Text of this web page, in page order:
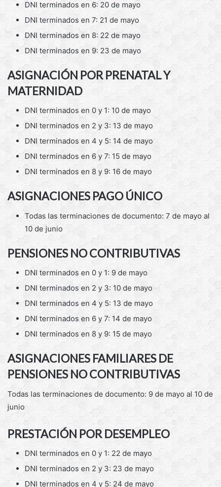
DNI terminados en 6: 20 de mayo
DNI terminados en 7: 21 de mayo
DNI terminados en 8: 22 de mayo
DNI terminados en 9: 23 de mayo
ASIGNACIÓN POR PRENATAL Y
MATERNIDAD
DNI terminados en 0 y 1: 10 de mayo
DNI terminados en 2 y 3: 13 de mayo
DNI terminados en 4 y 5: 14 de mayo
DNI terminados en 6 y 7: 15 de mayo
DNI terminados en 8 y 9: 16 de mayo
ASIGNACIONES PAGO ÚNICO
Todas las terminaciones de documento: 7 de mayo al
10 de junio
PENSIONES NO CONTRIBUTIVAS
DNI terminados en 0 y 1: 9 de mayo
DNI terminados en 2 y 3: 10 de mayo
DNI terminados en 4 y 5: 13 de mayo
DNI terminados en 6 y 7: 14 de mayo
DNI terminados en 8 y 9: 15 de mayo
ASIGNACIONES FAMILIARES DE
PENSIONES NO CONTRIBUTIVAS
Todas las terminaciones de documento: 9 de mayo al 10 de
junio
PRESTACIÓN POR DESEMPLEO
DNI terminados en 0 y 1: 22 de mayo
DNI terminados en 2 y 3: 23 de mayo
DNI terminados en 4 y 5: 24 de mayo